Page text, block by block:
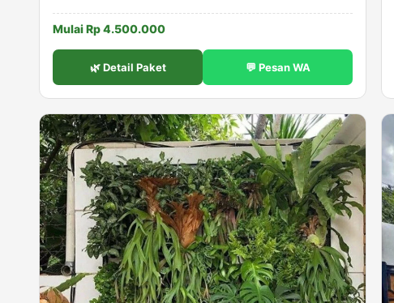
Mulai Rp 4.500.000
🌿 Detail Paket 💬 Pesan WA